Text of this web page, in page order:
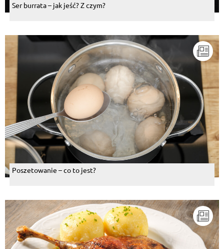
Ser burrata – jak jeść? Z czym?
Poszetowanie – co to jest?